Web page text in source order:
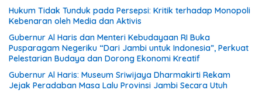
Hukum Tidak Tunduk pada Persepsi: Kritik terhadap Monopoli
Kebenaran oleh Media dan Aktivis
Gubernur Al Haris dan Menteri Kebudayaan RI Buka
Pusparagam Negeriku “Dari Jambi untuk Indonesia”, Perkuat
Pelestarian Budaya dan Dorong Ekonomi Kreatif
Gubernur Al Haris: Museum Sriwijaya Dharmakirti Rekam
Jejak Peradaban Masa Lalu Provinsi Jambi Secara Utuh